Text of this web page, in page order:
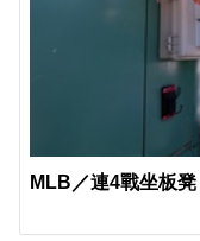
MLB／連4戰坐板